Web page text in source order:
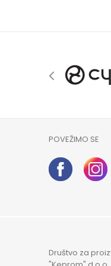
POVEŽIMO SE
Društvo za